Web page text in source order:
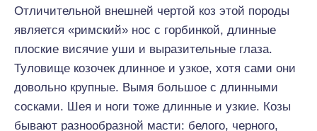
Отличительной внешней чертой коз этой породы
является «римский» нос с горбинкой, длинные
плоские висячие уши и выразительные глаза.
Туловище козочек длинное и узкое, хотя сами они
довольно крупные. Вымя большое с длинными
сосками. Шея и ноги тоже длинные и узкие. Козы
бывают разнообразной масти: белого, черного,